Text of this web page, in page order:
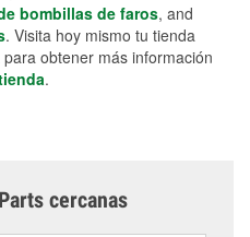
bombillas de faros, and
. Visita hoy mismo tu tienda
obtener más información
.
cercanas